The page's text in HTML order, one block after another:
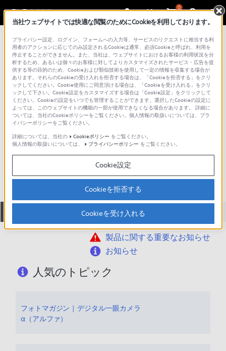
0
総合サポート・お問い合わせ DSC-WX シリーズ
DSC-WX10
ダウンロード 取扱説明書
製品に関する重要なお知らせ
お知らせ
人気のトピック
フォトマガジン | デジタル一眼カメラ
α（アルファ）
当社ウェブサイトでは快適な閲覧のためにCookieを利用しております。
プライバシー設定、ログイン、フォームへの入力等、サービスのリクエストに相当する利
用者のアクションに応じてのみ設定されるCookieは通常、必須Cookieと呼ばれ、利用を
停止することができません。また、当社は、ウェブサイトにおけるお客様の利用状況を分
析するため、あるいは個々のお客様に対してよりカスタマイズされたサービス・広告を提
供する等の目的のため、Cookieおよび類似技術を使用して一定の情報を収集する場合が
あります。それらのCookieの受け入れを拒否する場合は、「Cookieを拒否する」をクリ
ックしてください。Cookie使用にご同意頂ける場合は、「Cookieを受け入れる」をクリ
ックして下さい。Cookie設定をカスタマイズする場合は「Cookie設定」をクリックして
ください。Cookieの設定をいつでも管理することができます。選択したCookieの設定に
よっては、このウェブサイトの機能の一部が使用できなくなる場合があります。 詳細に
ついては、当社のCookieポリシーをご覧ください。個人情報の取扱いについては、プラ
イバシーポリシーをご覧ください。
詳細については、当社の
Cookieポリシー をご覧ください。
個人情報の取扱いについては、
プライバシーポリシー をご覧ください。
Cookie設定
Cookieを拒否する
Cookieを受け入れる